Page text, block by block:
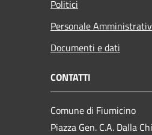
Politici
Personale
Documenti e dati
CONTATTI
Comune di Fiumicino
Piazza Gen. C.A. Dalla